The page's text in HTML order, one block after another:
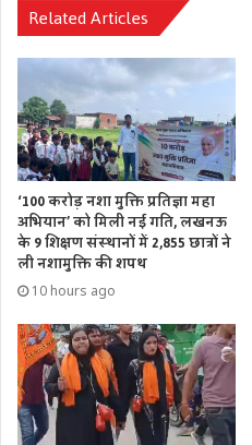
Related Articles
‘100 करोड़ नशा मुक्ति प्रतिज्ञा महा
अभियान’ को मिली नई गति, लखनऊ
के 9 शिक्षण संस्थानों में 2,855 छात्रों ने
ली नशामुक्ति की शपथ
10 hours ago